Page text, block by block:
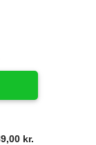
kr.